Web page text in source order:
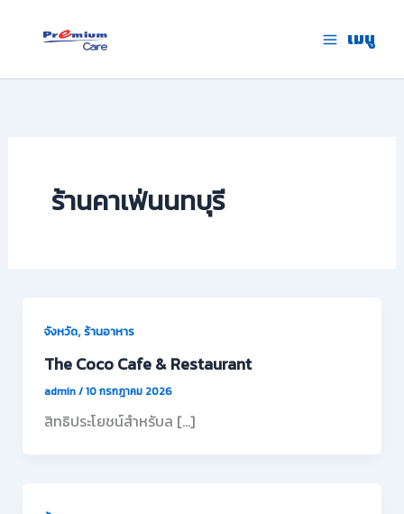
เมนู
ร้านคาเฟ่นนทบุรี
จังหวัด,ร้านอาหาร
The Coco Cafe & Restaurant
admin/10 กรกฎาคม 2026
สิทธิประโยชน์สำหรับล […]